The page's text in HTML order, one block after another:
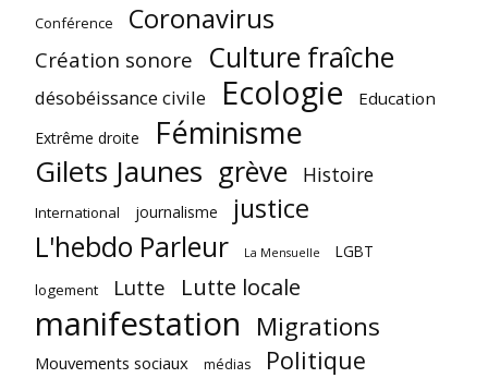
Conférence Coronavirus
Création sonore Culture fraîche
désobéissance civile Ecologie Education
Extrême droite Féminisme
Gilets Jaunes grève Histoire
International journalisme justice
L'hebdo Parleur La Mensuelle
LGBT
logement
Lutte Lutte locale
manifestation Migrations
Mouvements sociaux médias Politique